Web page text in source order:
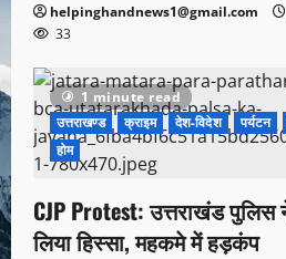
helpinghandnews1@gmail.com
33
1 minute read
उत्तराखण्ड
क्राइम देश-विदेश पर्यटन
होम
CJP Protest: उत्तराखंड
लिया हिस्सा, महकमे में हड़कंप